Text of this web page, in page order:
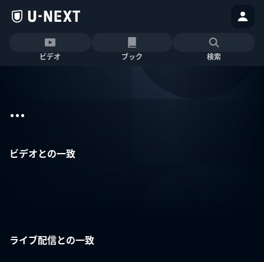
ビデオ ブック 検索
...
ビデオとの一致
ライブ配信との一致